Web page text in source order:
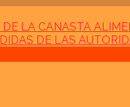
LA CANASTA
DE LAS